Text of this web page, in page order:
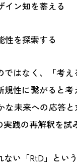
イン知を蓄える
性を探索する
ではなく、「考
規性に繋がると
未来への応答
践の再解釈を試
ない「RtD」とい